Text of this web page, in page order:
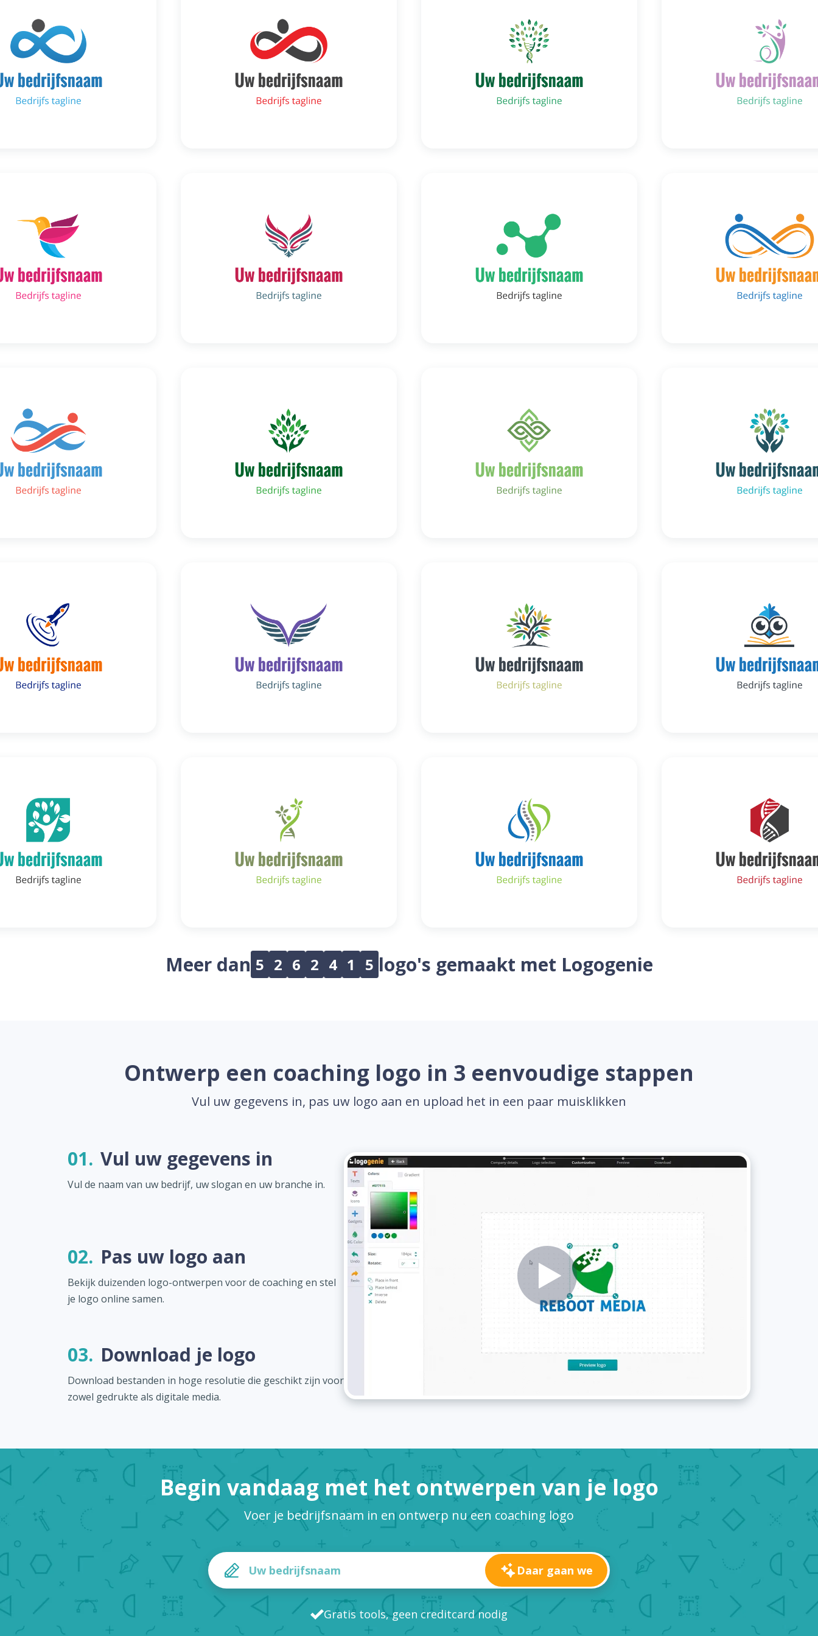
Meer dan 5 2 6 2 4 1 5 logo's gemaakt met Logogenie
Ontwerp een coaching logo in 3 eenvoudige stappen
Vul uw gegevens in, pas uw logo aan en upload het in een paar muisklikken
01. Vul uw gegevens in
Vul de naam van uw bedrijf, uw slogan en uw branche in.
02. Pas uw logo aan
Bekijk duizenden logo-ontwerpen voor de coaching en stel
je logo online samen.
03. Download je logo
Download bestanden in hoge resolutie die geschikt zijn voor
zowel gedrukte als digitale media.
Begin vandaag met het ontwerpen van je logo
Voer je bedrijfsnaam in en ontwerp nu een coaching logo
Daar gaan we
Gratis tools, geen creditcard nodig